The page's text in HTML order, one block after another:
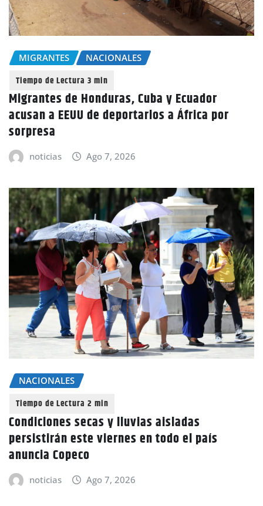
MIGRANTES NACIONALES
Migrantes de Honduras, Cuba y Ecuador
acusan a EEUU de deportarlos a África por
sorpresa
noticias Ago 7, 2026
NACIONALES
Condiciones secas y lluvias aisladas
persistirán este viernes en todo el país
anuncia Copeco
noticias Ago 7, 2026